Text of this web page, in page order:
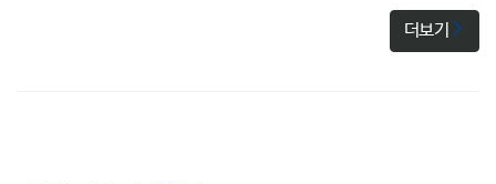
더보기